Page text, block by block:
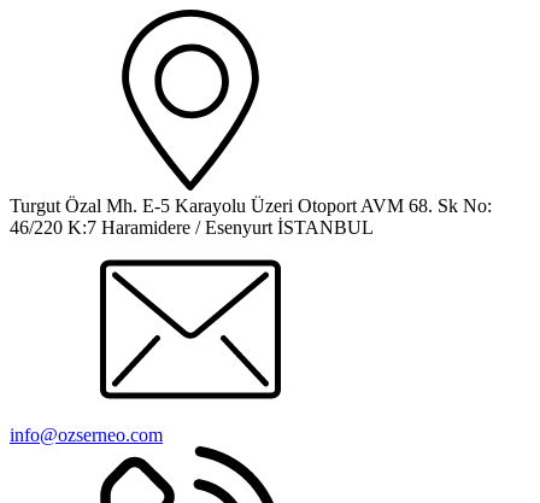
Turgut Özal Mh. E-5 Karayolu Üzeri Otoport AVM 68. Sk No:
46/220 K:7 Haramidere / Esenyurt İSTANBUL
info@ozserneo.com